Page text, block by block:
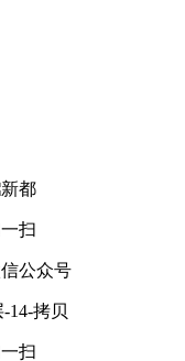
扫
公众号
扫